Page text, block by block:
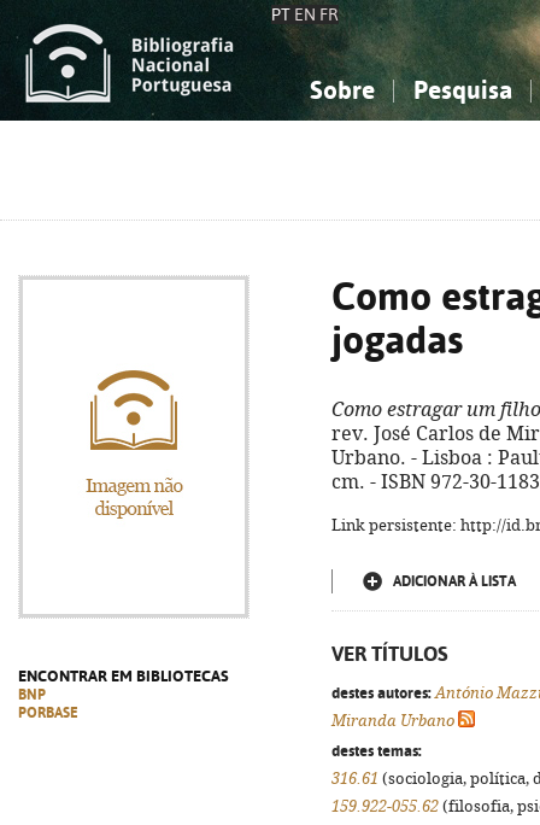
PT EN FR
Sobre Pesquisa
ENCONTRAR EM BIBLIOTECAS
BNP
PORBASE
Como
jogadas
Como estragar um
rev. José Carlos de
Urbano. - Lisboa :
cm. - ISBN 972-30-
Link persistente: http://
ADICIONAR À LISTA
VER TÍTULOS
destes autores: António
Miranda Urbano
destes temas:
316.61 (sociologia, política,
159.922-055.62 (filosofia,